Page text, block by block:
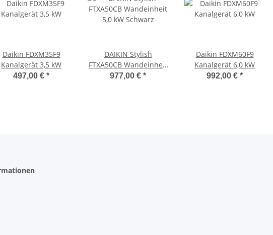
Daikin FDXM35F9
Kanalgerät 3,5 kW
497,00 € *
DAIKIN Stylish
FTXA50CB Wandeinheit
5,0 kW Schwarz
977,00 € *
Daikin FDXM60F9
Kanalgerät 6,0 kW
992,00 € *